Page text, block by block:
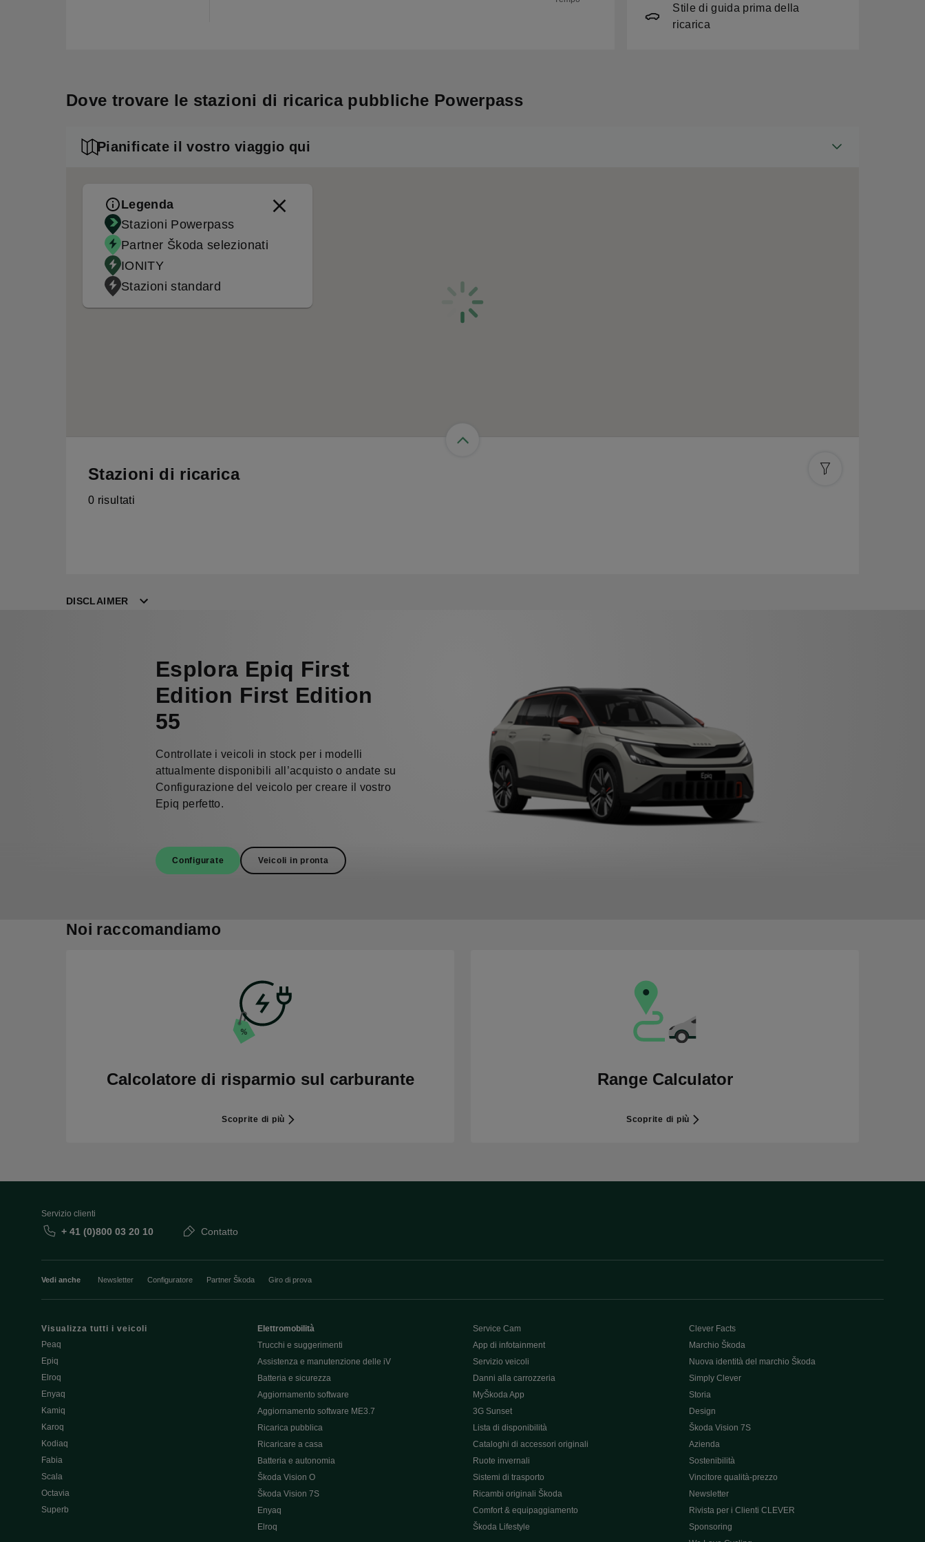
Stile di guida prima della
ricarica
Dove trovare le stazioni di ricarica pubbliche Powerpass
Pianificate il vostro viaggio qui
Legenda
Stazioni Powerpass
Partner Škoda selezionati
IONITY
Stazioni standard
Stazioni di ricarica
0 risultati
DISCLAIMER
Esplora Epiq First
Edition First Edition
55
Controllate i veicoli in stock per i modelli
attualmente disponibili all’acquisto o andate su
Configurazione del veicolo per creare il vostro
Epiq perfetto.
Configurate Veicoli in pronta
Noi raccomandiamo
Calcolatore di risparmio sul carburante
Scoprite di più
Range Calculator
Scoprite di più
Servizio clienti
+ 41 (0)800 03 20 10 Contatto
Vedi anche Newsletter Configuratore Partner Škoda Giro di prova
Visualizza tutti i veicoli
Peaq
Epiq
Elroq
Enyaq
Kamiq
Karoq
Kodiaq
Fabia
Scala
Octavia
Superb
Elettromobilità
Trucchi e suggerimenti
Assistenza e manutenzione delle iV
Batteria e sicurezza
Aggiornamento software
Aggiornamento software ME3.7
Ricarica pubblica
Ricaricare a casa
Batteria e autonomia
Škoda Vision O
Škoda Vision 7S
Enyaq
Elroq
Service Cam
App di infotainment
Servizio veicoli
Danni alla carrozzeria
MyŠkoda App
3G Sunset
Lista di disponibilità
Cataloghi di accessori originali
Ruote invernali
Sistemi di trasporto
Ricambi originali Škoda
Comfort & equipaggiamento
Škoda Lifestyle
Clever Facts
Marchio Škoda
Nuova identità del marchio Škoda
Simply Clever
Storia
Design
Škoda Vision 7S
Azienda
Sostenibilità
Vincitore qualità-prezzo
Newsletter
Rivista per i Clienti CLEVER
Sponsoring